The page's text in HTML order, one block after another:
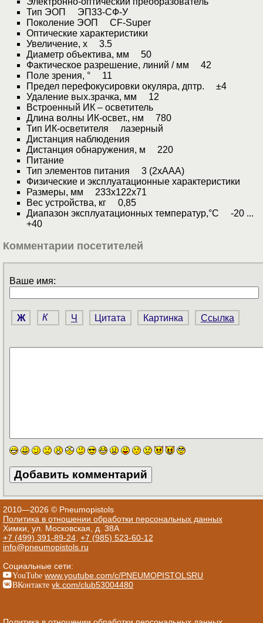
Тип ЭОП ЭП33-СФ-У
Поколение ЭОП CF-Super
Оптические характеристики
Увеличение, x 3.5
Диаметр объектива, мм 50
Фактическое разрешение, линий / мм 42
Поле зрения, ° 11
Предел перефокусировки окуляра, дптр. ±4
Удаление вых.зрачка, мм 12
Встроенный ИК – осветитель
Длина волны ИК-освет., нм 780
Тип ИК-осветителя лазерный
Дистанция наблюдения
Дистанция обнаружения, м 220
Питание
Тип элементов питания 3 (2хAAA)
Физические и эксплуатационные характеристики
Размеры, мм 233x122x71
Вес устройства, кг 0,85
Диапазон эксплуатационных температур,°С -20 ...
+40
Комментарии посетителей
Ваше имя:
Ж К Ч Цитата Картинка Ссылка
2010—2026 © Pneumopistols
Политика в отношении обработки персональных данных
Химки, ул. Московская, д. 38А
+7 (499) 391-89-24, +7 (985) 523-60-12
info@pneumopistols.ru
Социальные сети:
YouTube www.youtube.com/c/PNEUMOPISTOLSRU
ВКонтакте vk.com/club53004480